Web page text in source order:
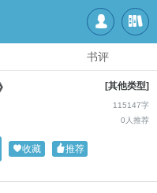
 
书评
[其他类型]
115147字
0人推荐
收藏 推荐